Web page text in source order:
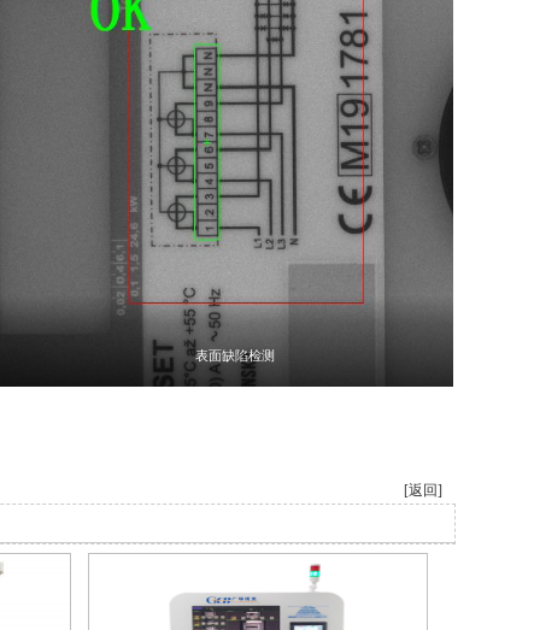
表面缺陷检测
[返回]